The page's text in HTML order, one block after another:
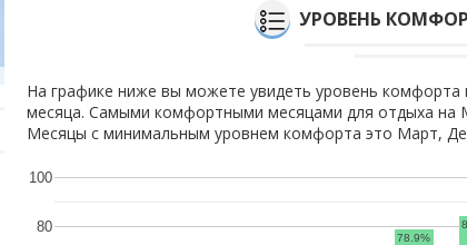
УРОВЕНЬ
На графике ниже вы можете увидеть уровень
месяца. Самыми комфортными месяцами для отдыха на
Месяцы с минимальным уровнем комфорта это Март,
80
100
78.9%